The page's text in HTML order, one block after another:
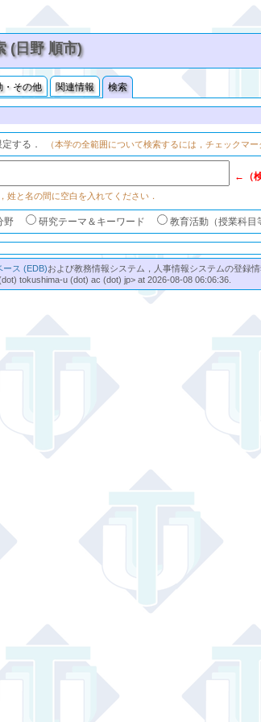
(日野 順市)
・その他 関連情報 検索
定する． （本学の全範囲について検索するには，チェックマー
←（
姓と名の間に空白を入れてください．
野 研究テーマ＆キーワード 教育活動（授業科目
ース (EDB)および教務情報システム，人事情報システムの登録
tokushima-u (dot) ac (dot) jp> at 2026-08-08 06:06:36.